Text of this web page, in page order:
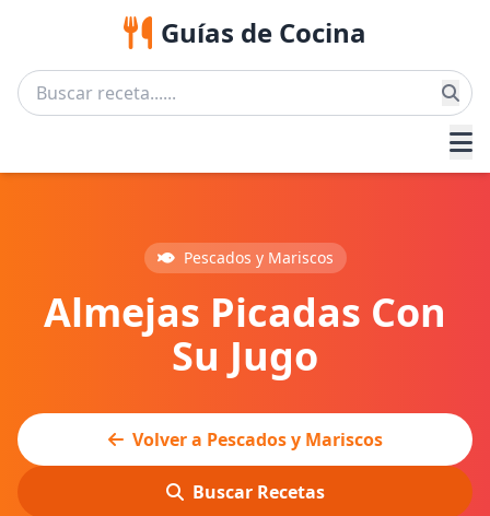
Guías de Cocina
Pescados y Mariscos
Almejas Picadas Con
Su Jugo
Volver a Pescados y Mariscos
Buscar Recetas